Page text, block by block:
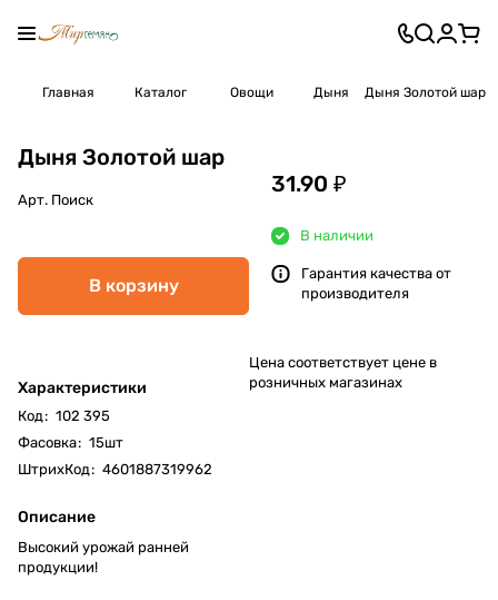
Главная Каталог Овощи Дыня Дыня Золотой шар
Дыня Золотой шар
Арт. Поиск
В корзину
Характеристики
Код: 102 395
Фасовка: 15шт
ШтрихКод: 4601887319962
Описание
Высокий урожай ранней
продукции!
31.90 ₽
В наличии
Гарантия качества от
производителя
Цена соответствует цене в
розничных магазинах